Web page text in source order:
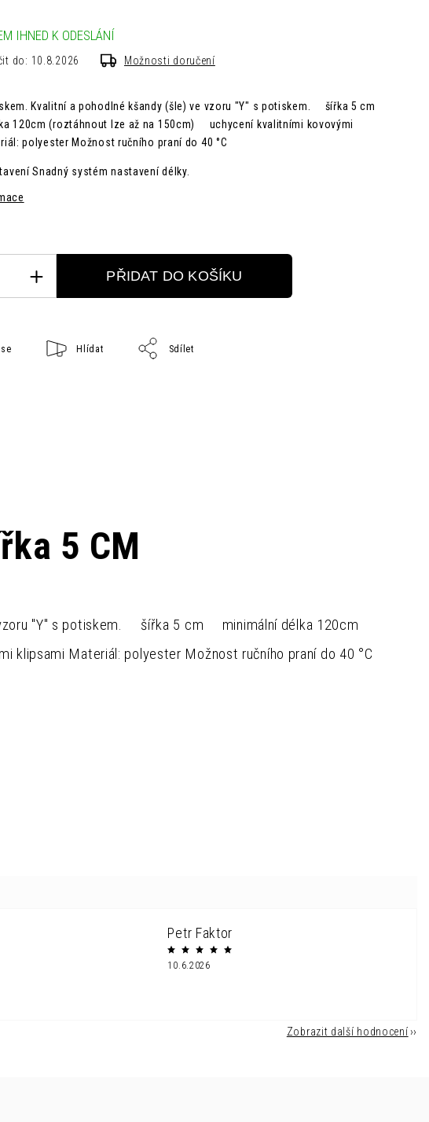
Kvalitní a pohodlné kšandy (šle) ve vzoru "Y" s potiskem. šířka 5 cm
120cm (roztáhnout lze až na 150cm) uchycení kvalitními kovovými
polyester Možnost ručního praní do 40 °C
Snadný systém nastavení délky.
IHNED K ODESLÁNÍ
do: 10.8.2026 Možnosti doručení
PŘIDAT DO KOŠÍKU
Hlídat Sdílet
5 CM
"Y" s potiskem. šířka 5 cm minimální délka 120cm
Materiál: polyester Možnost ručního praní do 40 °C
Petr Faktor
10.6.2026
Zobrazit další hodnocení